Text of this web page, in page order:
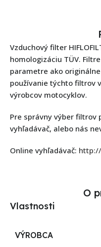
Vzduchový filter
homologizáciu TÜV.
parametre ako
používanie týchto filtrov
výrobcov motocyklov.
Pre správny výber filtrov
vyhľadávač, alebo nás
Online vyhľadávač:
O
Vlastnosti
VÝROBCA